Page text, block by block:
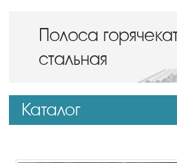
Полоса
стальная
Каталог